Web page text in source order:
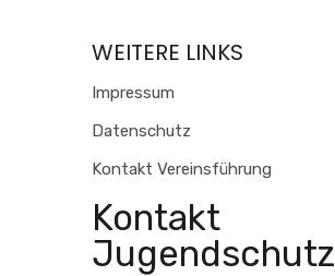
WEITERE LINKS
Impressum
Datenschutz
Kontakt Vereinsführung
Kontakt
Jugendschutz